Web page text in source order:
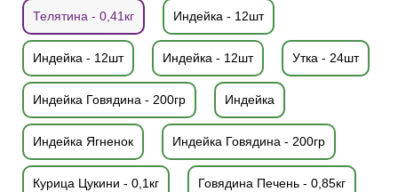
Телятина - 0,41кг Индейка - 12шт
Индейка - 12шт Индейка - 12шт Утка - 24шт
Индейка Говядина - 200гр Индейка
Индейка Ягненок Индейка Говядина - 200гр
Курица Цукини - 0,1кг Говядина Печень - 0,85кг